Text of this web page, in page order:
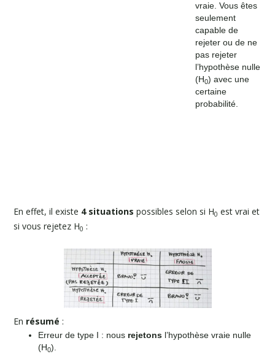
vraie. Vous êtes
seulement
capable de
rejeter ou de ne
pas rejeter
l’hypothèse nulle
(H0) avec une
certaine
probabilité.
En effet, il existe 4 situations possibles selon si H0 est vrai et
si vous rejetez H0 :
En résumé :
Erreur de type I : nous rejetons l’hypothèse vraie nulle
(H0).